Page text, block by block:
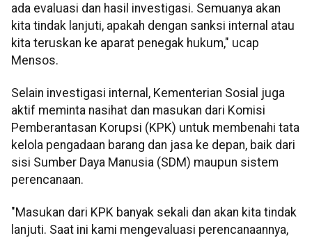
ada evaluasi dan hasil investigasi. Semuanya akan
kita tindak lanjuti, apakah dengan sanksi internal atau
kita teruskan ke aparat penegak hukum," ucap
Mensos.
Selain investigasi internal, Kementerian Sosial juga
aktif meminta nasihat dan masukan dari Komisi
Pemberantasan Korupsi (KPK) untuk membenahi tata
kelola pengadaan barang dan jasa ke depan, baik dari
sisi Sumber Daya Manusia (SDM) maupun sistem
perencanaan.
"Masukan dari KPK banyak sekali dan akan kita tindak
lanjuti. Saat ini kami mengevaluasi perencanaannya,